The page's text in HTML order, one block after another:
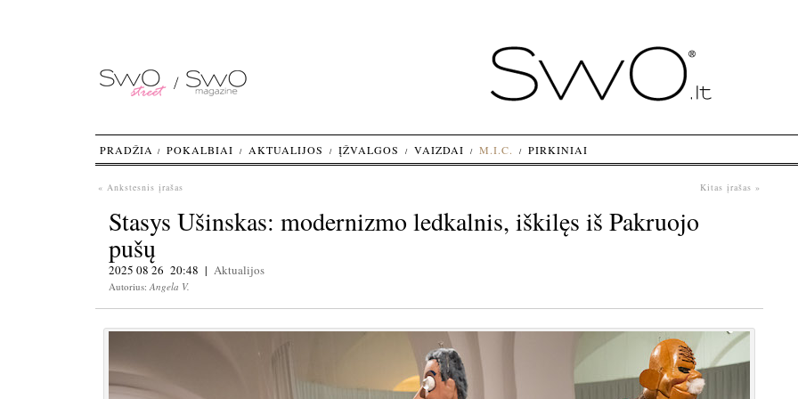
« Ankstesnis įrašas Kitas įrašas »
Stasys Ušinskas: modernizmo ledkalnis, iškilęs iš Pakruojo
pušų
2025 08 26 20:48 | Aktualijos
Autorius:Angela V.
PRADŽIA POKALBIAI AKTUALIJOS ĮŽVALGOS VAIZDAI M.I.C. PIRKINIAI